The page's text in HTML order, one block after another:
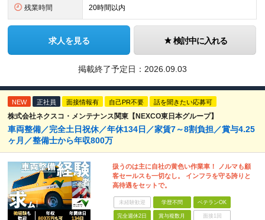
残業時間 20時間以内
求人を見る 検討中に入れる
掲載終了予定日： 2026.09.03
NEW 正社員 面接情報有 自己PR不要 話を聞きたい応募可
株式会社ネクスコ・メンテナンス関東【NEXCO東日本グループ】
車両整備／完全土日祝休／年休134日／家賃7～8割負担／賞与4.25
ヶ月／整備士から年収800万
扱うのは主に自社の黄色い作業車！ ノルマも顧
客セールスも一切なし。 インフラを守る誇りと
高待遇をセットで。
未経験歓迎 学歴不問 ベテランOK
完全週休2日 賞与複数月 面接1回